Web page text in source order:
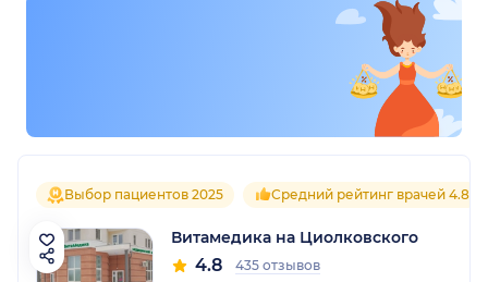
Выбор пациентов 2025 Средний рейтинг врачей 4.8
Витамедика на Циолковского
4.8 435 отзывов